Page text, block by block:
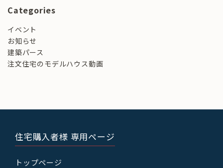
Categories
イベント
お知らせ
建築パース
注文住宅のモデルハウス動画
住宅購入者様 専用ページ
トップページ